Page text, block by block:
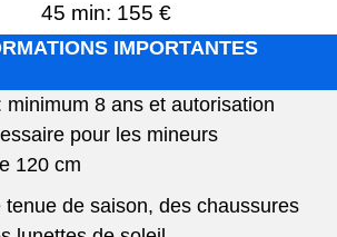
45 min: 155 €
IMPORTANTES
minimum 8 ans et autorisation
pour les mineurs
120 cm
tenue de saison, des chaussures